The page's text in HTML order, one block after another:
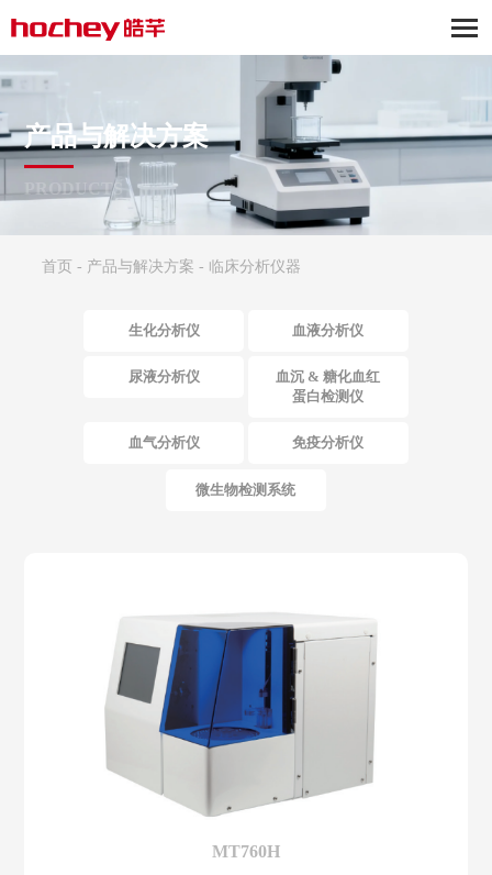
产品与解决方案
PRODUCTS
首页 - 产品与解决方案 - 临床分析仪器
生化分析仪 血液分析仪
尿液分析仪
血沉 & 糖化血红
蛋白检测仪
血气分析仪 免疫分析仪
微生物检测系统
MT760H